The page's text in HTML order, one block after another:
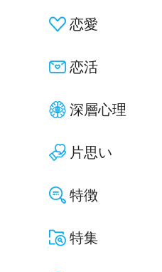
恋愛
恋活
深層心理
片思い
特徴
特集